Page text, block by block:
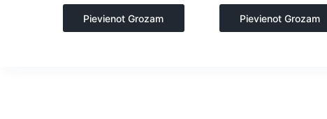
Pievienot Grozam Pievienot Grozam